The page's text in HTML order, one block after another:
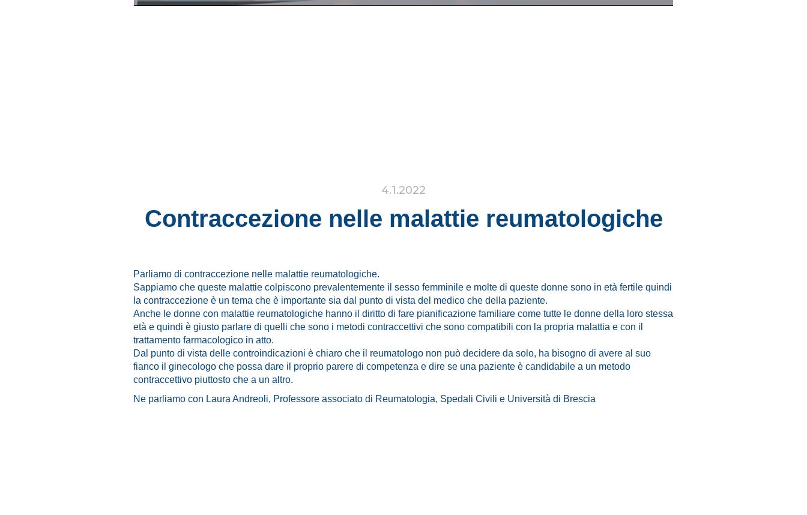
4.1.2022
Contraccezione nelle malattie reumatologiche
Parliamo di contraccezione nelle malattie reumatologiche.
Sappiamo che queste malattie colpiscono prevalentemente il sesso femminile e molte di queste donne sono in età fertile quindi
la contraccezione è un tema che è importante sia dal punto di vista del medico che della paziente.
Anche le donne con malattie reumatologiche hanno il diritto di fare pianificazione familiare come tutte le donne della loro stessa
età e quindi è giusto parlare di quelli che sono i metodi contraccettivi che sono compatibili con la propria malattia e con il
trattamento farmacologico in atto.
Dal punto di vista delle controindicazioni è chiaro che il reumatologo non può decidere da solo, ha bisogno di avere al suo
fianco il ginecologo che possa dare il proprio parere di competenza e dire se una paziente è candidabile a un metodo
contraccettivo piuttosto che a un altro.
Ne parliamo con Laura Andreoli, Professore associato di Reumatologia, Spedali Civili e Università di Brescia